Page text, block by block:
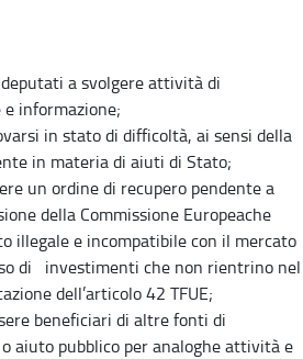
a svolgere attività di
informazione;
in stato di difficoltà, ai sensi della
in materia di aiuti di Stato;
un ordine di recupero pendente a
della Commissione Europeache
illegale e incompatibile con il mercato
di investimenti che non rientrino nel
dell’articolo 42 TFUE;
beneficiari di altre fonti di
aiuto pubblico per analoghe attività e